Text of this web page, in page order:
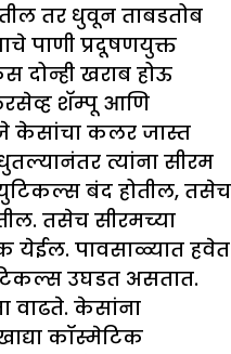
तर धुवून ताबडतोब
पाणी प्रदूषणयुक्त
खराब होऊ
शॅम्पू आणि
केसांचा कलर जास्त
त्यांना सीरम
बंद होतील, तसेच
तसेच सीरमच्या
येईल. पावसाळ्यात हवेत
उघडत असतात.
वाढते. केसांना
कॉस्मेटिक